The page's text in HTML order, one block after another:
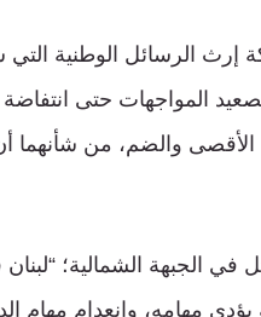
إرث الرسائل الوطنية
المواجهات حتى
والضم، من شأنهما أن
في الجبهة الشمالية؛
مهامه، وانعدام مهام